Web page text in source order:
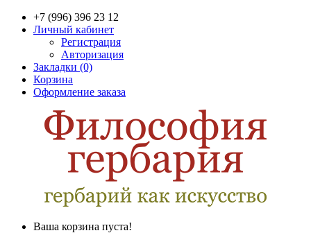
+7 (996) 396 23 12
Личный кабинет
Регистрация
Авторизация
Закладки (0)
Корзина
Оформление заказа
Ваша корзина пуста!